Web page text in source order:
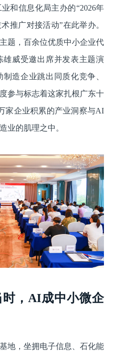
和信息化局主办的“2026年
推广对接活动”在此举办。
题，百余位优质中小企业代
威受邀出席并发表主题演
造企业跳出同质化竞争、
参与标志着这家扎根广东十
家企业积累的产业洞察与AI
业的肌理之中。
，AI成中小微企
地，坐拥电子信息、石化能